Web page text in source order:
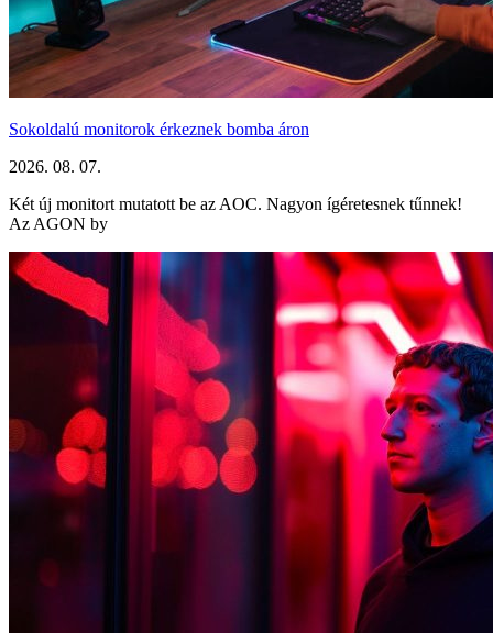
Sokoldalú monitorok érkeznek bomba áron
2026. 08. 07.
Két új monitort mutatott be az AOC. Nagyon ígéretesnek tűnnek!
Az AGON by